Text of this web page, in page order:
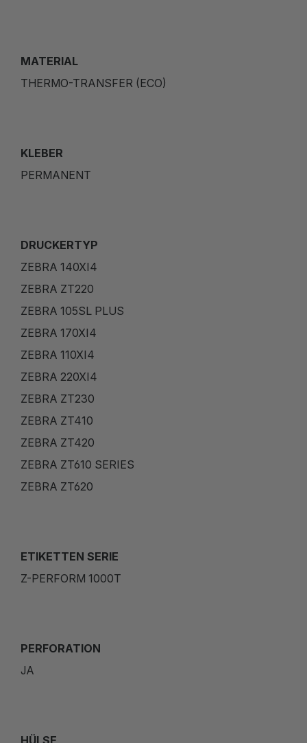
MATERIAL
THERMO-TRANSFER (ECO)
KLEBER
PERMANENT
DRUCKERTYP
ZEBRA 140XI4
ZEBRA ZT220
ZEBRA 105SL PLUS
ZEBRA 170XI4
ZEBRA 110XI4
ZEBRA 220XI4
ZEBRA ZT230
ZEBRA ZT410
ZEBRA ZT420
ZEBRA ZT610 SERIES
ZEBRA ZT620
ETIKETTEN SERIE
Z-PERFORM 1000T
PERFORATION
JA
HÜLSE